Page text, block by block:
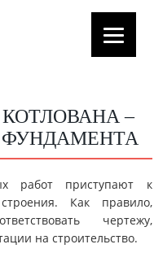
–
ФУНДАМЕНТА
работ приступают к
Как правило,
чертежу,
на строительство.